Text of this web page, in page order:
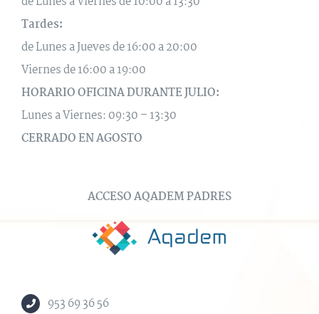
Tardes:
de Lunes a Jueves de 16:00 a 20:00
Viernes de 16:00 a 19:00
HORARIO OFICINA DURANTE JULIO:
Lunes a Viernes: 09:30 – 13:30
CERRADO EN AGOSTO
ACCESO AQADEM PADRES
953 69 36 56